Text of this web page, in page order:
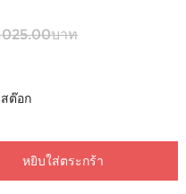
บาท
ต๊อก
หยิบใส่ตระกร้า